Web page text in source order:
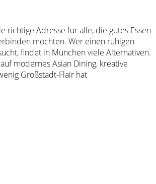
richtige Adresse für alle, die gutes Essen
möchten. Wer einen ruhigen
findet in München viele Alternativen.
modernes Asian Dining, kreative
Großstadt-Flair hat